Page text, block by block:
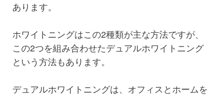
あります。
ホワイトニングはこの2種類が主な方法ですが、
この2つを組み合わせたデュアルホワイトニング
という方法もあります。
デュアルホワイトニングは、オフィスとホームを